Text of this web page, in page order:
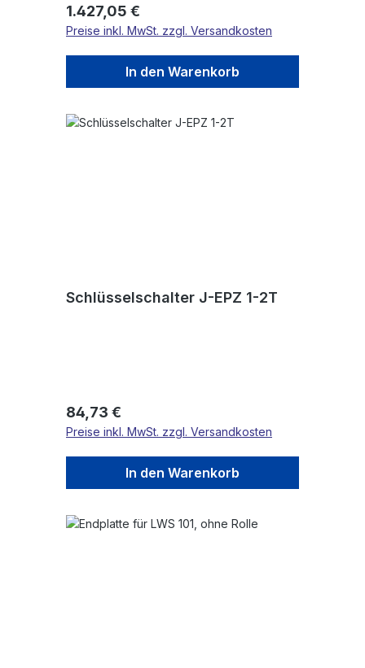
Regulärer Preis:
1.427,05 €
Preise inkl. MwSt. zzgl. Versandkosten
In den Warenkorb
Schlüsselschalter J-EPZ 1-2T
Regulärer Preis:
84,73 €
Preise inkl. MwSt. zzgl. Versandkosten
In den Warenkorb